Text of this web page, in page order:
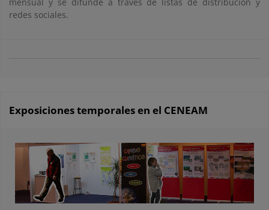
redes sociales.
Exposiciones temporales en el CENEAM